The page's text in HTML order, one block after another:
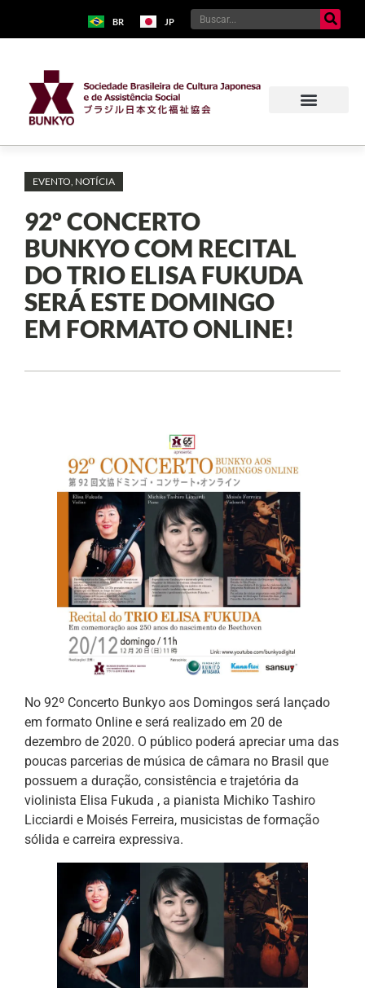
BR JP
EVENTO NOTÍCIA
92º CONCERTO
BUNKYO COM RECITAL
DO TRIO ELISA FUKUDA
SERÁ ESTE DOMINGO
EM FORMATO ONLINE!
No 92º Concerto Bunkyo aos Domingos será lançado
em formato Online e será realizado em 20 de
dezembro de 2020. O público poderá apreciar uma das
poucas parcerias de música de câmara no Brasil que
possuem a duração, consistência e trajetória da
violinista Elisa Fukuda , a pianista Michiko Tashiro
Licciardi e Moisés Ferreira, musicistas de formação
sólida e carreira expressiva.